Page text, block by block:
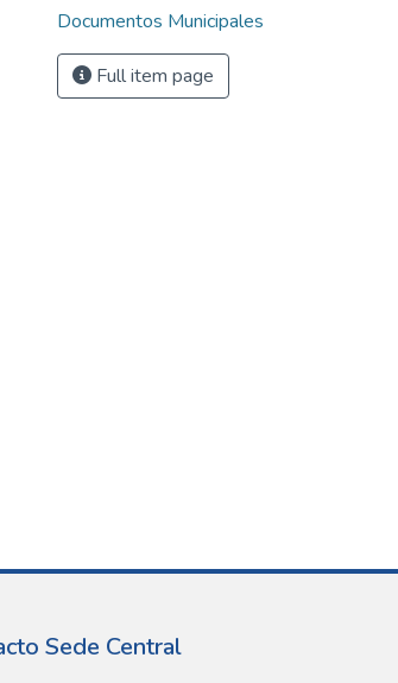
Documentos Municipales
Full item page
Sede Central